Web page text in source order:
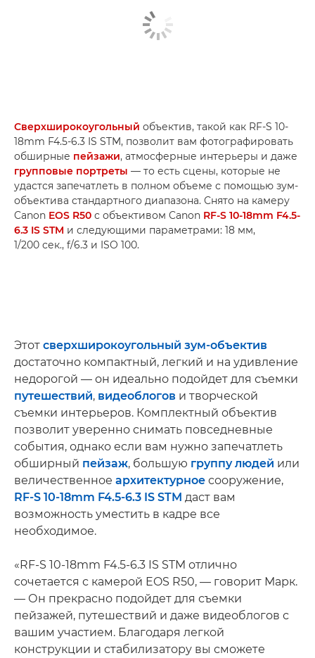
Сверхширокоугольный объектив, такой как RF-S 10-
18mm F4.5-6.3 IS STM, позволит вам фотографировать
обширные пейзажи, атмосферные интерьеры и даже
групповые портреты — то есть сцены, которые не
удастся запечатлеть в полном объеме с помощью зум-
объектива стандартного диапазона. Снято на камеру
Canon EOS R50 с объективом Canon RF-S 10-18mm F4.5-
6.3 IS STM и следующими параметрами: 18 мм,
1/200 сек., f/6.3 и ISO 100.
Этот сверхширокоугольный зум-объектив
достаточно компактный, легкий и на удивление
недорогой — он идеально подойдет для съемки
путешествий, видеоблогов и творческой
съемки интерьеров. Комплектный объектив
позволит уверенно снимать повседневные
события, однако если вам нужно запечатлеть
обширный пейзаж, большую группу людей или
величественное архитектурное сооружение,
RF-S 10-18mm F4.5-6.3 IS STM даст вам
возможность уместить в кадре все
необходимое.
«RF-S 10-18mm F4.5-6.3 IS STM отлично
сочетается с камерой EOS R50, — говорит Марк.
— Он прекрасно подойдет для съемки
пейзажей, путешествий и даже видеоблогов с
вашим участием. Благодаря легкой
конструкции и стабилизатору вы сможете